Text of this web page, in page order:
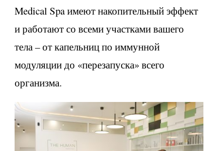
Medical Spa имеют накопительный эффект
и работают со всеми участками вашего
тела – от капельниц по иммунной
модуляции до «перезапуска» всего
организма.